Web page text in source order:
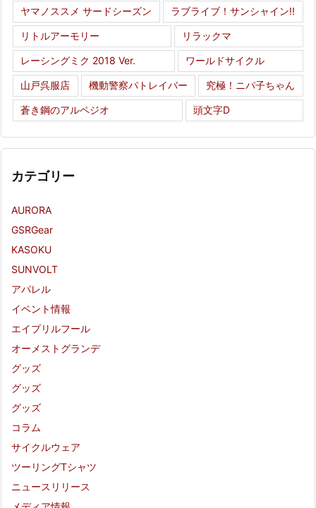
ヤマノススメ サードシーズン ラブライブ！サンシャイン!!
リトルアーモリー リラックマ
レーシングミク 2018 Ver. ワールドサイクル
山戸呉服店 機動警察パトレイバー 究極！ニパ子ちゃん
蒼き鋼のアルペジオ 頭文字D
カテゴリー
AURORA
GSRGear
KASOKU
SUNVOLT
アパレル
イベント情報
エイプリルフール
オーメストグランデ
グッズ
グッズ
グッズ
コラム
サイクルウェア
ツーリングTシャツ
ニュースリリース